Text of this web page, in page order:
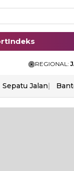
Indeks
REGIONAL:
Sepatu Jalan